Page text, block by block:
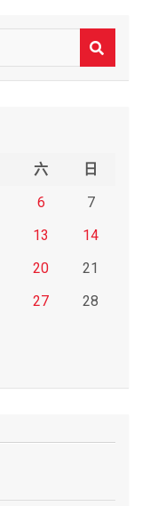
六
日
6
7
13
14
20
21
27
28